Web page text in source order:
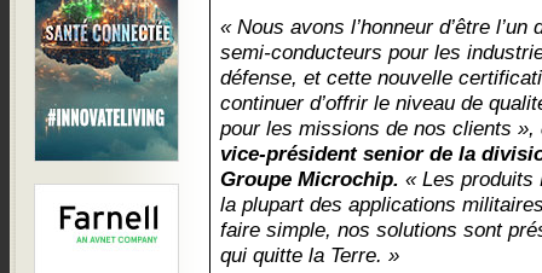
« Nous avons l’honneur d’être
semi-conducteurs pour les
défense, et cette nouvelle
continuer d’offrir le niveau de
pour les missions de nos clients »,
vice-président senior de la
Groupe Microchip. « Les produits
la plupart des applications
faire simple, nos solutions sont
qui quitte la Terre. »